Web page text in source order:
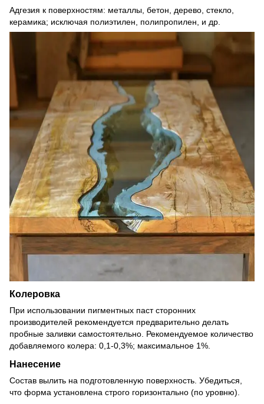
Адгезия к поверхностям: металлы, бетон, дерево, стекло,
керамика; исключая полиэтилен, полипропилен, и др.
Колеровка
При использовании пигментных паст сторонних
производителей рекомендуется предварительно делать
пробные заливки самостоятельно. Рекомендуемое количество
добавляемого колера: 0,1-0,3%; максимальное 1%.
Нанесение
Состав вылить на подготовленную поверхность. Убедиться,
что форма установлена строго горизонтально (по уровню).